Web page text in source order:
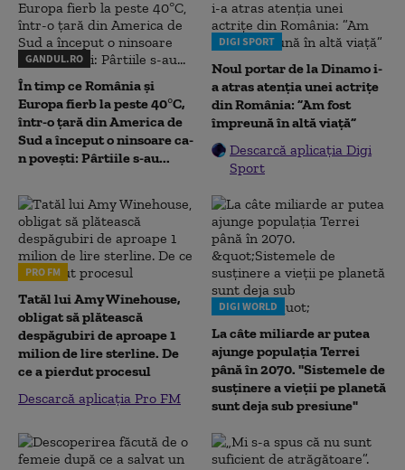
GANDUL.RO
În timp ce România și
Europa fierb la peste 40°C,
într-o țară din America de
Sud a început o ninsoare ca-
n povești: Pârtiile s-au...
DIGI SPORT
Noul portar de la Dinamo i-
a atras atenția unei actrițe
din România: ”Am fost
împreună în altă viață”
Descarcă aplicația Digi
Sport
PRO FM
Tatăl lui Amy Winehouse,
obligat să plătească
despăgubiri de aproape 1
milion de lire sterline. De
ce a pierdut procesul
Descarcă aplicația Pro FM
DIGI WORLD
La câte miliarde ar putea
ajunge populația Terrei
până în 2070. "Sistemele de
susținere a vieții pe planetă
sunt deja sub presiune"